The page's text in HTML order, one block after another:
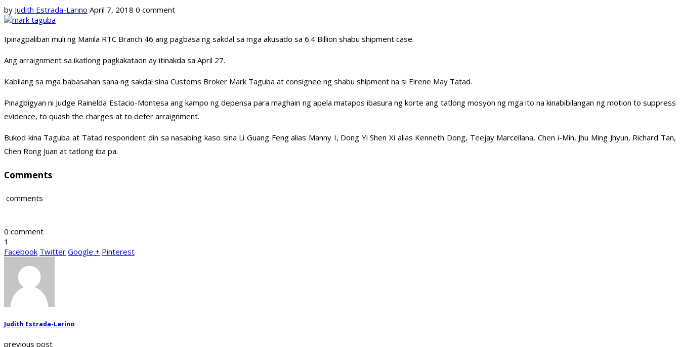
by Judith Estrada-Larino April 7, 2018 0 comment
Ipinagpaliban muli ng Manila RTC Branch 46 ang pagbasa ng sakdal sa mga akusado sa 6.4 Billion shabu shipment case.
Ang arraignment sa ikatlong pagkakataon ay itinakda sa April 27.
Kabilang sa mga babasahan sana ng sakdal sina Customs Broker Mark Taguba at consignee ng shabu shipment na si Eirene May Tatad.
Pinagbigyan ni Judge Rainelda Estacio-Montesa ang kampo ng depensa para maghain ng apela matapos ibasura ng korte ang tatlong mosyon ng mga ito na kinabibilangan ng motion to suppress
evidence, to quash the charges at to defer arraignment.
Bukod kina Taguba at Tatad respondent din sa nasabing kaso sina Li Guang Feng alias Manny I, Dong Yi Shen Xi alias Kenneth Dong, Teejay Marcellana, Chen i-Min, Jhu Ming Jhyun, Richard Tan,
Chen Rong Juan at tatlong iba pa.
Comments
comments
0 comment
1
Facebook Twitter Google + Pinterest
Judith Estrada-Larino
previous post